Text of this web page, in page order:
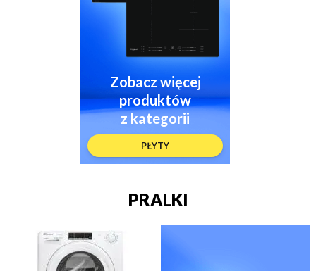
Zobacz więcej
produktów
z kategorii
PŁYTY
PRALKI